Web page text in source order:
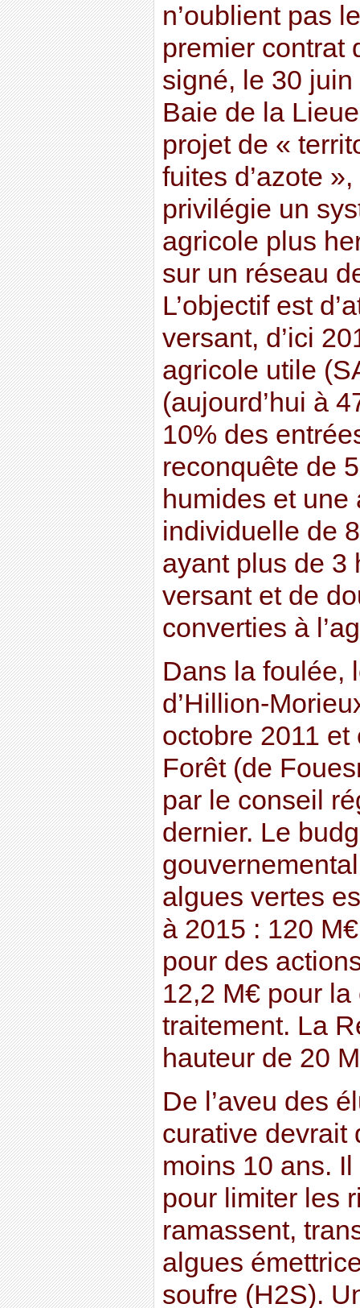
n’oublient pas
premier contrat
signé, le 30
Baie de la
projet de «
fuites d’azote
privilégie un
agricole plus
sur un réseau
L’objectif est
versant, d’ici
agricole utile
(aujourd’hui à
10% des
reconquête de
humides et
individuelle de
ayant plus de 3
versant et de
converties à
Dans la foulée,
d’Hillion-
octobre 2011
Forêt (de
par le conseil
dernier. Le
algues vertes
à 2015 : 120
pour des
12,2 M€ pour la
traitement. La
hauteur de 20
De l’aveu des
curative devrait
moins 10 ans. Il
pour limiter les
ramassent,
algues
soufre (H2S).